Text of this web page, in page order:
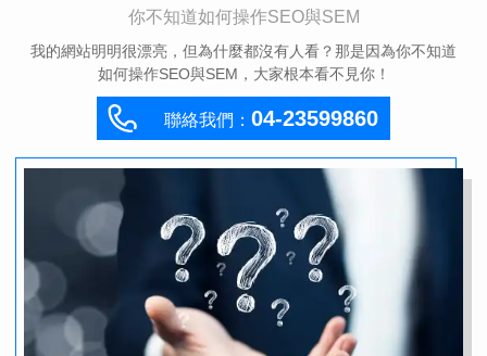
你不知道如何操作SEO與SEM
我的網站明明很漂亮，但為什麼都沒有人看？那是因為你不知道
如何操作SEO與SEM，大家根本看不見你！
聯絡我們： 04-23599860